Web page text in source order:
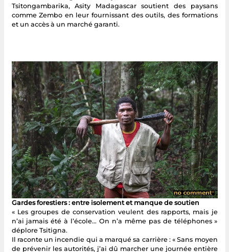
Tsitongambarika, Asity Madagascar soutient des paysans
comme Zembo en leur fournissant des outils, des formations
et un accès à un marché garanti.
Gardes forestiers : entre isolement et manque de soutien
« Les groupes de conservation veulent des rapports, mais je
n’ai jamais été à l’école… On n’a même pas de téléphones »
déplore Tsitigna.
Il raconte un incendie qui a marqué sa carrière : « Sans moyen
de prévenir les autorités, j’ai dû marcher une journée entière